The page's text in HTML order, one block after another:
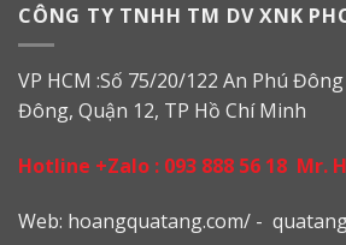
CÔNG TY TNHH TM DV XNK
VP HCM :Số 75/20/122 An Phú Đông
Đông, Quận 12, TP Hồ Chí Minh
Hotline +Zalo : 093 888 56 18 Mr.
Web: hoangquatang.com/ -